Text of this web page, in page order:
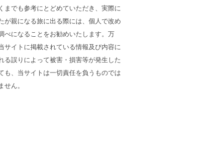
までも参考にとどめていただき、実際に
が親になる旅に出る際には、個人で改め
べになることをお勧めいたします。万
サイトに掲載されている情報及び内容に
る誤りによって被害・損害等が発生した
も、当サイトは一切責任を負うものでは
せん。